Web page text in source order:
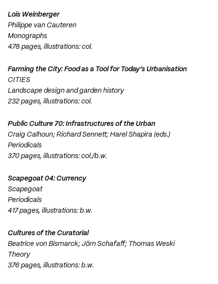
Lois Weinberger
Philippe van Cauteren
Monographs
478 pages, illustrations: col.
Farming the City: Food as a Tool for Today’s Urbanisation
CITIES
Landscape design and garden history
232 pages, illustrations: col.
Public Culture 70: Infrastructures of the Urban
Craig Calhoun; Richard Sennett; Harel Shapira (eds.)
Periodicals
370 pages, illustrations: col./b.w.
Scapegoat 04: Currency
Scapegoat
Periodicals
417 pages, illustrations: b.w.
Cultures of the Curatorial
Beatrice von Bismarck; Jörn Schafaff; Thomas Weski
Theory
376 pages, illustrations: b.w.